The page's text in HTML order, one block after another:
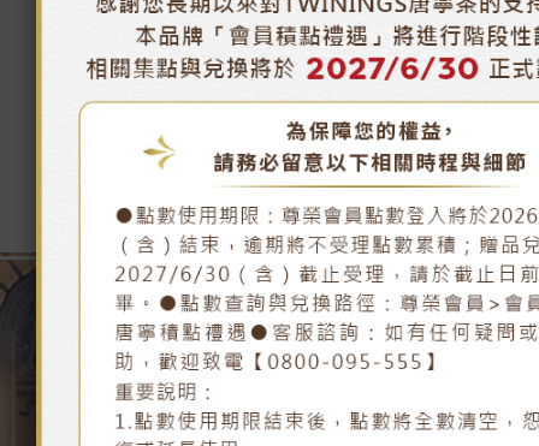
午茶時光 唐寧茶